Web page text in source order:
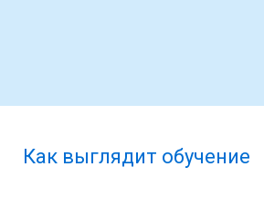
Как выглядит обучение